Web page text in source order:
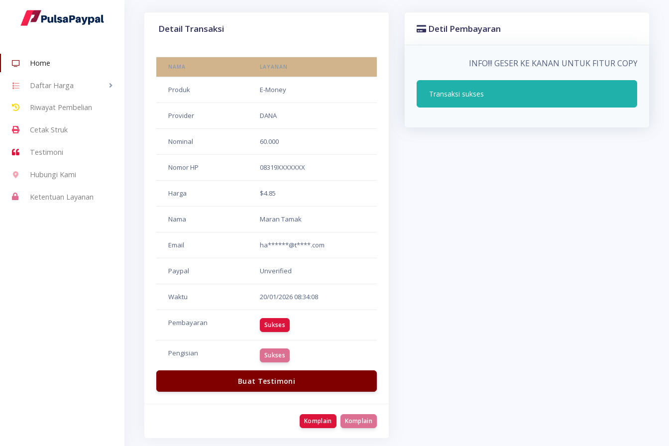
Home
Daftar Harga
Riwayat Pembelian
Cetak Struk
Testimoni
Hubungi Kami
Ketentuan Layanan
Detail Transaksi
NAMA LAYANAN
Produk E-Money
Provider DANA
Nominal 60.000
Nomor HP 08319XXXXXXX
Harga $4.85
Nama Maran Tamak
Email ha******@t****.com
Paypal Unverified
Waktu 20/01/2026 08:34:08
Pembayaran Sukses
Pengisian Sukses
Buat Testimoni
Komplain Komplain
Detil Pembayaran
INFO!!! GESER KE KANAN UNTUK FITUR COPY PADA
Transaksi sukses